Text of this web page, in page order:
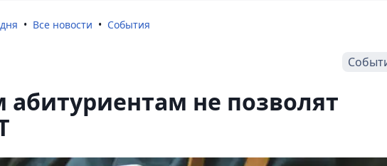
Все новости События
абитуриентам не позволят